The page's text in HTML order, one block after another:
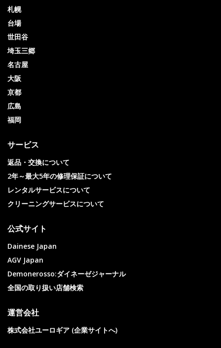
札幌
台場
世田谷
埼玉三郷
名古屋
大阪
京都
広島
福岡
サービス
返品・交換について
2年～最大5年の修理保証について
レンタルサービスについて
クリーニングサービスについて
公式サイト
Dainese Japan
AGV Japan
Demonerosso:ダイネーゼジャーナル
全国の取り扱い店舗検索
運営会社
株式会社ユーロギア (企業サイトへ)